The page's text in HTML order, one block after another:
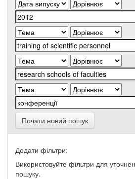
Почати новий пошук
Додати фільтри:
Використовуйте фільтри для
пошуку.